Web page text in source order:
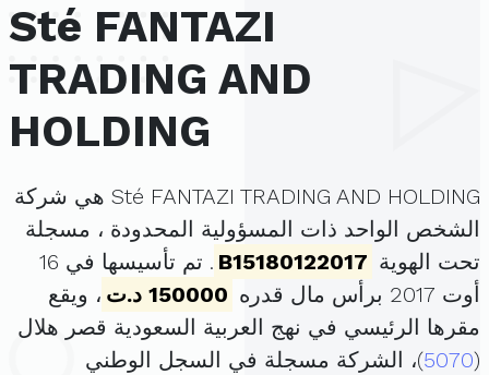
Sté FANTAZI
TRADING AND
HOLDING
Sté FANTAZI TRADING AND HOLDING هي شركة
الشخص الواحد ذات المسؤولية المحدودة ، مسجلة
تحت الهوية B15180122017
. تم تأسيسها في 16
أوت 2017 برأس مال قدره
150000 د.ت
، ويقع
مقرها الرئيسي في نهج العربية السعودية قصر هلال
(
5070)، الشركة مسجلة في السجل الوطني